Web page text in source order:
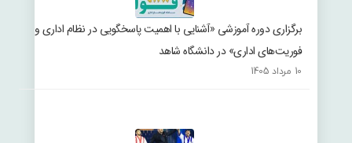
برگزاری دوره آموزشی «آشنایی با اهمیت پاسخگویی در نظام اداری و
فوریت‌های اداری» در دانشگاه شاهد
10 مرداد 1405